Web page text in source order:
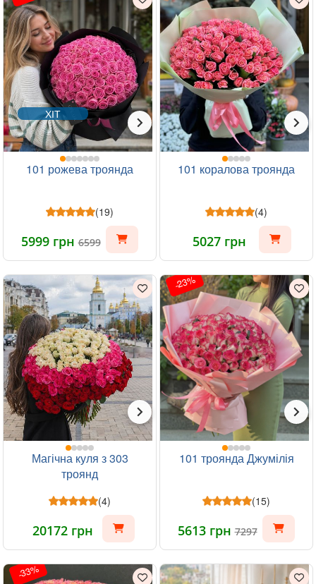
ХІТ
101 рожева троянда
(19)
5999 грн6599
101 коралова троянда
(4)
5027 грн
Магічна куля з 303
троянд
(4)
20172 грн
-23%
101 троянда Джумілія
(15)
5613 грн7297
-33%